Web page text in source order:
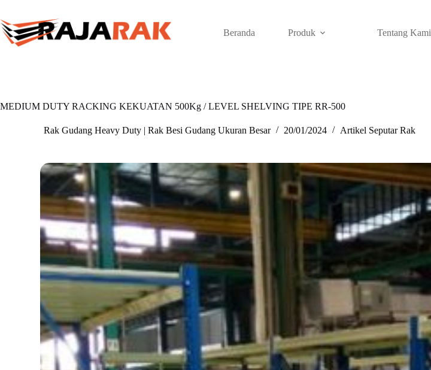
content
Beranda Produk Tentang Kami
MEDIUM DUTY RACKING KEKUATAN 500Kg / LEVEL SHELVING TIPE RR-500
Rak Gudang Heavy Duty | Rak Besi Gudang Ukuran Besar 20/01/2024 Artikel Seputar Rak